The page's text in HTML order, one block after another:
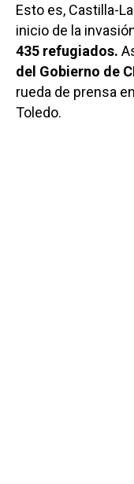
Esto es, Castilla-
inicio de la
435 refugiados.
del Gobierno de
rueda de prensa
Toledo.